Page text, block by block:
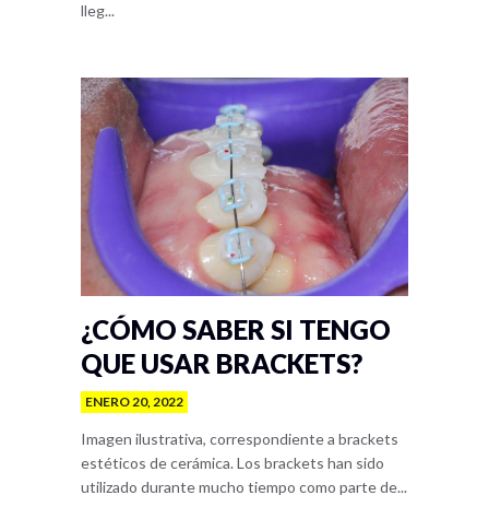
lleg...
¿CÓMO SABER SI TENGO
QUE USAR BRACKETS?
ENERO 20, 2022
Imagen ilustrativa, correspondiente a brackets
estéticos de cerámica. Los brackets han sido
utilizado durante mucho tiempo como parte de...